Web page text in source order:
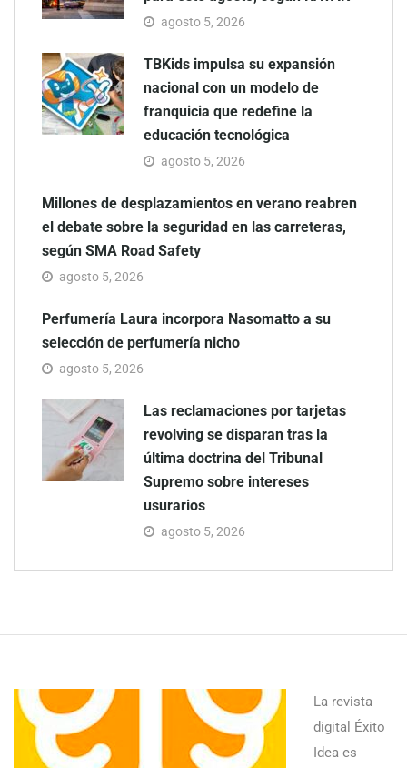
agosto 5, 2026
TBKids impulsa su expansión
nacional con un modelo de
franquicia que redefine la
educación tecnológica
agosto 5, 2026
Millones de desplazamientos en verano reabren
el debate sobre la seguridad en las carreteras,
según SMA Road Safety
agosto 5, 2026
Perfumería Laura incorpora Nasomatto a su
selección de perfumería nicho
agosto 5, 2026
Las reclamaciones por tarjetas
revolving se disparan tras la
última doctrina del Tribunal
Supremo sobre intereses
usurarios
agosto 5, 2026
La revista
digital Éxito
Idea es